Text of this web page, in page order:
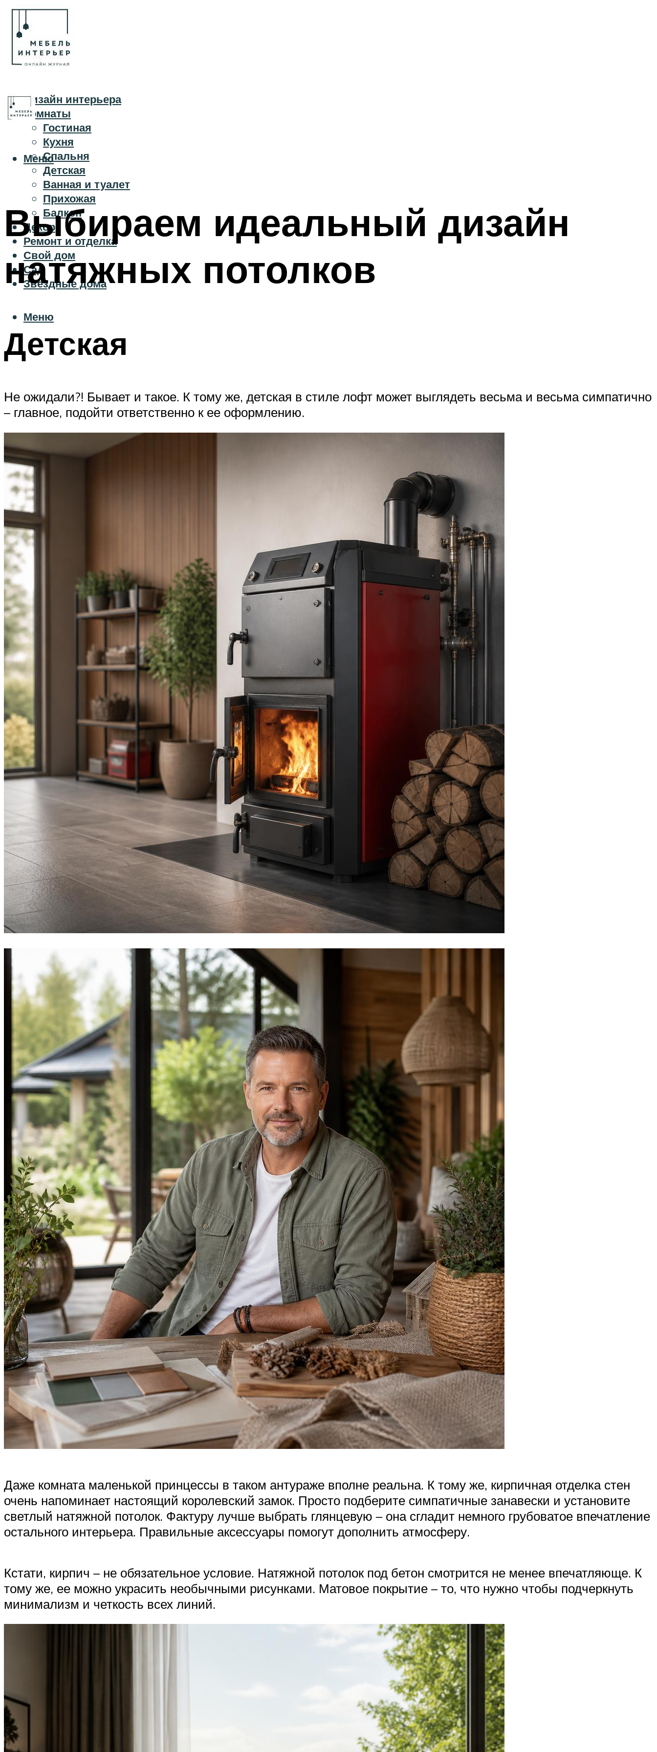
Дизайн интерьера
Комнаты
Гостиная
Кухня
Спальня
Детская
Ванная и туалет
Прихожая
Балкон
Декор
Ремонт и отделка
Свой дом
Сад
Звездные дома
Меню
Меню
Выбираем идеальный дизайн
натяжных потолков
Детская
Не ожидали?! Бывает и такое. К тому же, детская в стиле лофт может выглядеть весьма и весьма симпатично
– главное, подойти ответственно к ее оформлению.
Даже комната маленькой принцессы в таком антураже вполне реальна. К тому же, кирпичная отделка стен
очень напоминает настоящий королевский замок. Просто подберите симпатичные занавески и установите
светлый натяжной потолок. Фактуру лучше выбрать глянцевую – она сгладит немного грубоватое впечатление
остального интерьера. Правильные аксессуары помогут дополнить атмосферу.
Кстати, кирпич – не обязательное условие. Натяжной потолок под бетон смотрится не менее впечатляюще. К
тому же, ее можно украсить необычными рисунками. Матовое покрытие – то, что нужно чтобы подчеркнуть
минимализм и четкость всех линий.